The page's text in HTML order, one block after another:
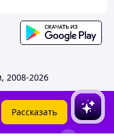
2008-2026
Рассказать